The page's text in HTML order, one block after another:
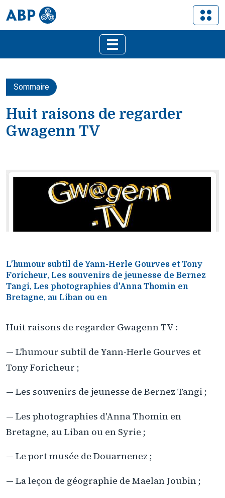
Sommaire
Huit raisons de regarder
Gwagenn TV
L'humour subtil de Yann-Herle Gourves et Tony
Foricheur, Les souvenirs de jeunesse de Bernez
Tangi, Les photographies d'Anna Thomin en
Bretagne, au Liban ou en
Huit raisons de regarder Gwagenn TV :
— L'humour subtil de Yann-Herle Gourves et
Tony Foricheur ;
— Les souvenirs de jeunesse de Bernez Tangi ;
— Les photographies d'Anna Thomin en
Bretagne, au Liban ou en Syrie ;
— Le port musée de Douarnenez ;
— La leçon de géographie de Maelan Joubin ;